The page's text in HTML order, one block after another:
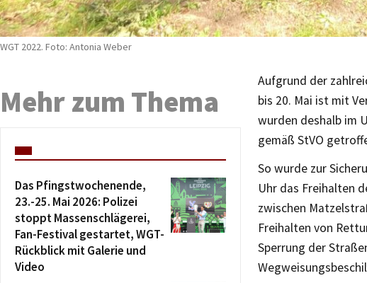
WGT 2022. Foto: Antonia Weber
Aufgrund der
bis 20. Mai ist mit
wurden deshalb im
gemäß StVO
So wurde zur
Uhr das Freihalten
zwischen
Freihalten von
Sperrung der
Mehr zum Thema
Das Pfingstwochenende,
23.-25. Mai 2026: Polizei
stoppt Massenschlägerei,
Fan-Festival gestartet, WGT-
Rückblick mit Galerie und
Video